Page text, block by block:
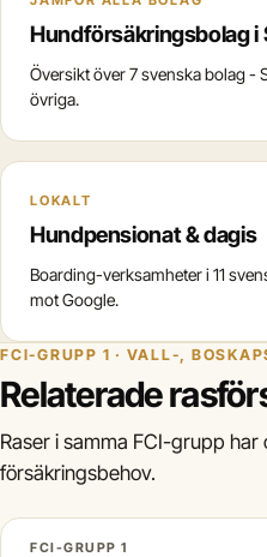
Hundförsäkringsbolag i
Översikt över 7 svenska bolag -
övriga.
LOKALT
Hundpensionat & dagis
Boarding-verksamheter i 11
mot Google.
FCI-GRUPP 1 · VALL-,
Relaterade
Raser i samma FCI-grupp
försäkringsbehov.
FCI-GRUPP 1